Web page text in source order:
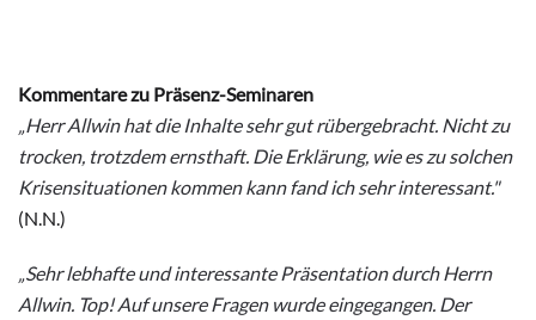
Kommentare zu Präsenz-Seminaren
„Herr Allwin hat die Inhalte sehr gut rübergebracht. Nicht zu
trocken, trotzdem ernsthaft. Die Erklärung, wie es zu solchen
Krisensituationen kommen kann fand ich sehr interessant."
(N.N.)
„Sehr lebhafte und interessante Präsentation durch Herrn
Allwin. Top! Auf unsere Fragen wurde eingegangen. Der